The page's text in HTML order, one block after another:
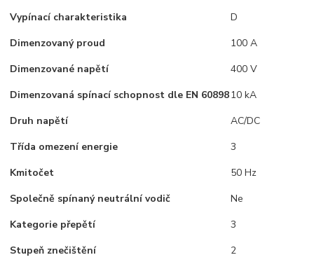
Vypínací charakteristika
D
Dimenzovaný proud
100 A
Dimenzované napětí
400 V
Dimenzovaná spínací schopnost dle EN 6089810 kA
Druh napětí
AC/DC
Třída omezení energie
3
Kmitočet
50 Hz
Společně spínaný neutrální vodič
Ne
Kategorie přepětí
3
Stupeň znečištění
2